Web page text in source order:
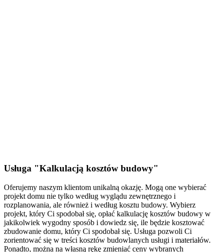
Usługa "Kalkulacją kosztów budowy"
Oferujemy naszym klientom unikalną okazję. Mogą one wybierać
projekt domu nie tylko według wyglądu zewnętrznego i
rozplanowania, ale również i według kosztu budowy. Wybierz
projekt, który Ci spodobał się, opłać kalkulację kosztów budowy w
jakikolwiek wygodny sposób i dowiedz się, ile będzie kosztować
zbudowanie domu, który Ci spodobał się. Usługa pozwoli Ci
zorientować się w treści kosztów budowlanych usługi i materiałów.
Ponadto, można na własną rękę zmieniać ceny wybranych